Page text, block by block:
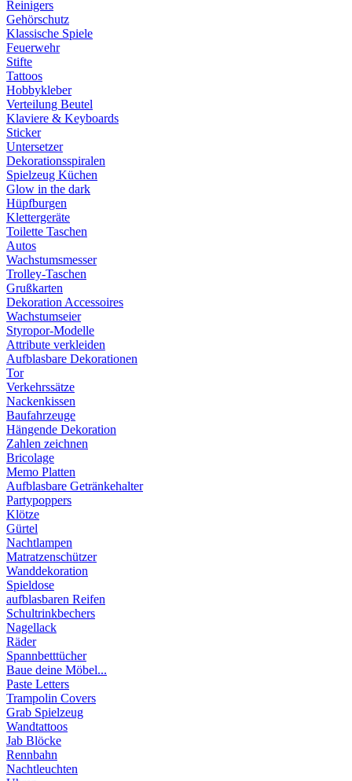
Reinigers
Gehörschutz
Klassische Spiele
Feuerwehr
Stifte
Tattoos
Hobbykleber
Verteilung Beutel
Klaviere & Keyboards
Sticker
Untersetzer
Dekorationsspiralen
Spielzeug Küchen
Glow in the dark
Hüpfburgen
Klettergeräte
Toilette Taschen
Autos
Wachstumsmesser
Trolley-Taschen
Grußkarten
Dekoration Accessoires
Wachstumseier
Styropor-Modelle
Attribute verkleiden
Aufblasbare Dekorationen
Tor
Verkehrssätze
Nackenkissen
Baufahrzeuge
Hängende Dekoration
Zahlen zeichnen
Bricolage
Memo Platten
Aufblasbare Getränkehalter
Partypoppers
Klötze
Gürtel
Nachtlampen
Matratzenschützer
Wanddekoration
Spieldose
aufblasbaren Reifen
Schultrinkbechers
Nagellack
Räder
Spannbetttücher
Baue deine Möbel...
Paste Letters
Trampolin Covers
Grab Spielzeug
Wandtattoos
Jab Blöcke
Rennbahn
Nachtleuchten